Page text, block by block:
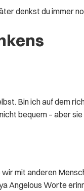
denkst du immer
Bin ich auf dem
bequem – aber
mit anderen
Angelous Worte